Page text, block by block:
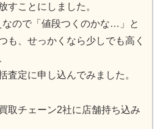
すことにしました。
なので「値段つくのかな…」と
も、せっかくなら少しでも高く
査定に申し込んでみました。
取チェーン2社に店舗持ち込み